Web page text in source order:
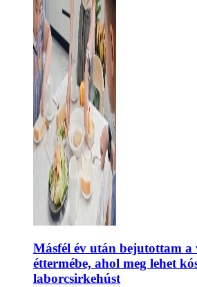
Másfél év után bejutottam a
éttermébe, ahol meg lehet
laborcsirkehúst